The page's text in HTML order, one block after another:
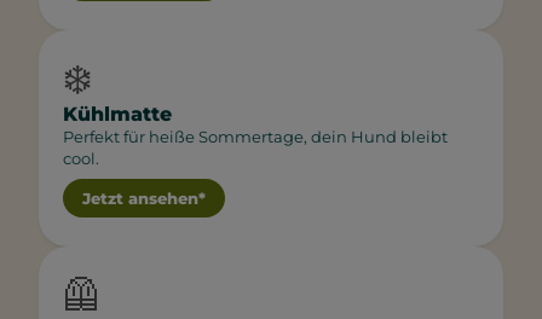
❄️
Kühlmatte
Perfekt für heiße Sommertage, dein Hund bleibt
cool.
Jetzt ansehen*
🦺